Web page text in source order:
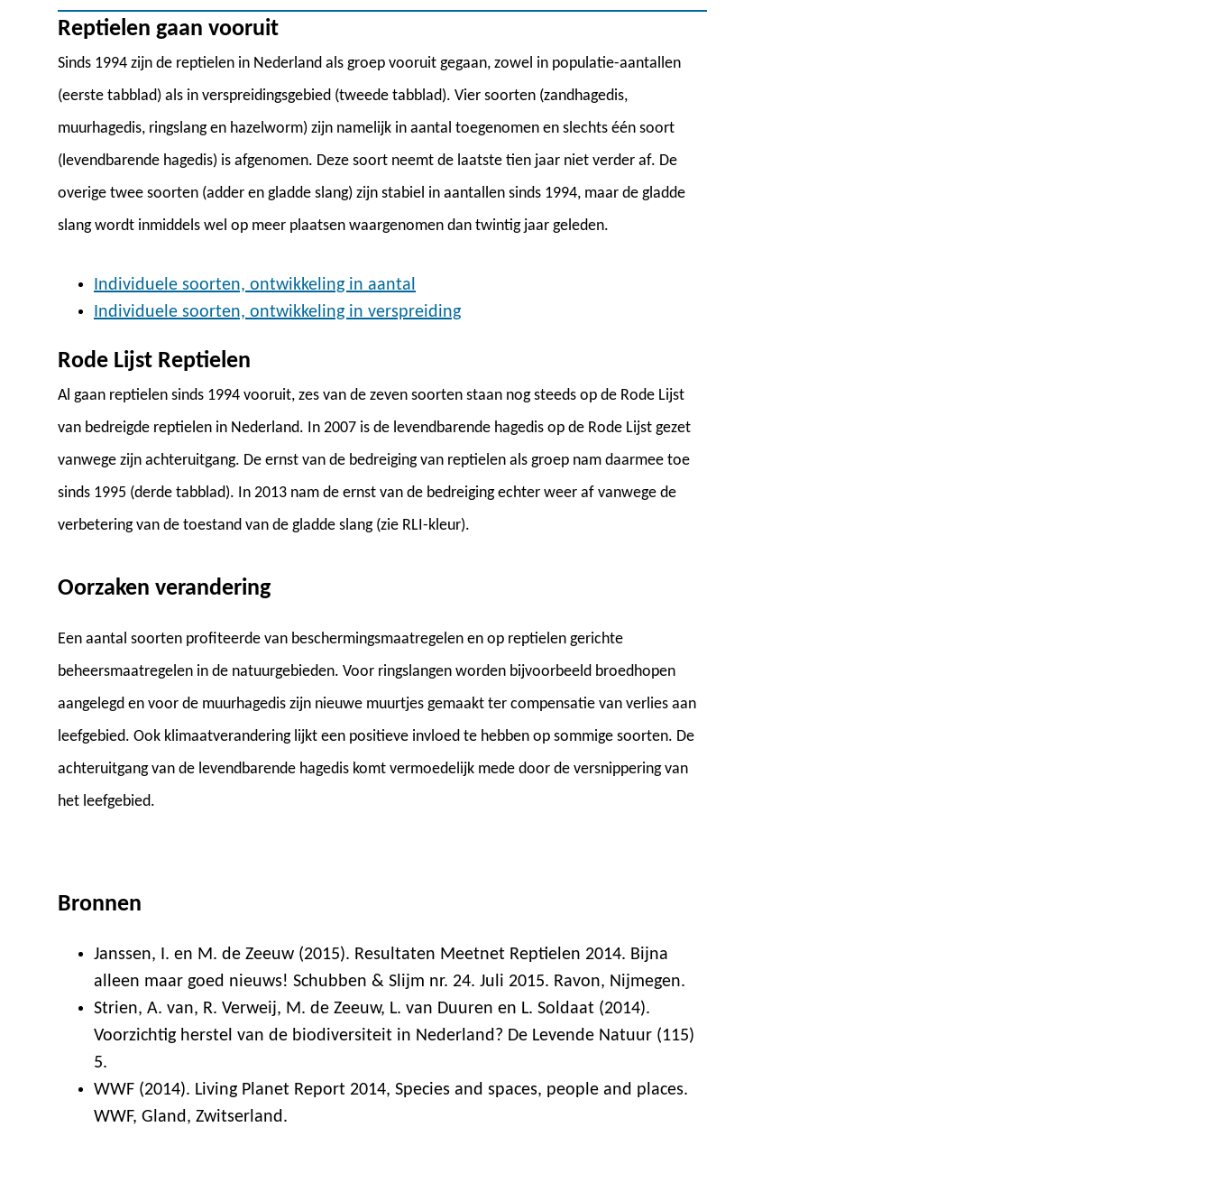
Reptielen gaan vooruit
Sinds 1994 zijn de reptielen in Nederland als groep vooruit gegaan, zowel in populatie-aantallen
(eerste tabblad) als in verspreidingsgebied (tweede tabblad). Vier soorten (zandhagedis,
muurhagedis, ringslang en hazelworm) zijn namelijk in aantal toegenomen en slechts één soort
(levendbarende hagedis) is afgenomen. Deze soort neemt de laatste tien jaar niet verder af. De
overige twee soorten (adder en gladde slang) zijn stabiel in aantallen sinds 1994, maar de gladde
slang wordt inmiddels wel op meer plaatsen waargenomen dan twintig jaar geleden.
Individuele soorten, ontwikkeling in aantal
Individuele soorten, ontwikkeling in verspreiding
Rode Lijst Reptielen
Al gaan reptielen sinds 1994 vooruit, zes van de zeven soorten staan nog steeds op de Rode Lijst
van bedreigde reptielen in Nederland. In 2007 is de levendbarende hagedis op de Rode Lijst gezet
vanwege zijn achteruitgang. De ernst van de bedreiging van reptielen als groep nam daarmee toe
sinds 1995 (derde tabblad). In 2013 nam de ernst van de bedreiging echter weer af vanwege de
verbetering van de toestand van de gladde slang (zie RLI-kleur).
Oorzaken verandering
Een aantal soorten profiteerde van beschermingsmaatregelen en op reptielen gerichte
beheersmaatregelen in de natuurgebieden. Voor ringslangen worden bijvoorbeeld broedhopen
aangelegd en voor de muurhagedis zijn nieuwe muurtjes gemaakt ter compensatie van verlies aan
leefgebied. Ook klimaatverandering lijkt een positieve invloed te hebben op sommige soorten. De
achteruitgang van de levendbarende hagedis komt vermoedelijk mede door de versnippering van
het leefgebied.
Bronnen
Janssen, I. en M. de Zeeuw (2015). Resultaten Meetnet Reptielen 2014. Bijna
alleen maar goed nieuws! Schubben & Slijm nr. 24. Juli 2015. Ravon, Nijmegen.
Strien, A. van, R. Verweij, M. de Zeeuw, L. van Duuren en L. Soldaat (2014).
Voorzichtig herstel van de biodiversiteit in Nederland? De Levende Natuur (115)
5.
WWF (2014). Living Planet Report 2014, Species and spaces, people and places.
WWF, Gland, Zwitserland.